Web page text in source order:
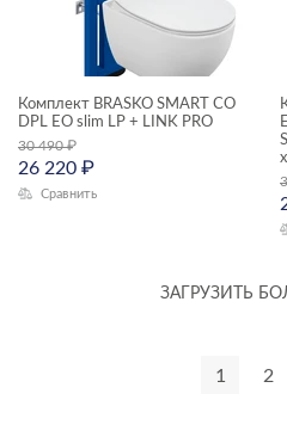
Комплект BRASKO SMART CO
DPL EO slim LP + LINK PRO
30 490₽
26 220 ₽
Сравнить
ЗАГРУЗИТЬ
1 2